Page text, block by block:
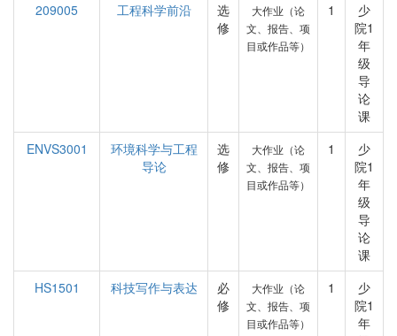
209005 工程科学前沿
选
修
大作业（论
文、报告、项
目或作品等）
1
少
院1
年
级
导
论
课
ENVS3001
环境科学与工程
导论
选
修
大作业（论
文、报告、项
目或作品等）
1
少
院1
年
级
导
论
课
HS1501
科技写作与表达
必
修
大作业（论
文、报告、项
目或作品等）
1
少
院1
年